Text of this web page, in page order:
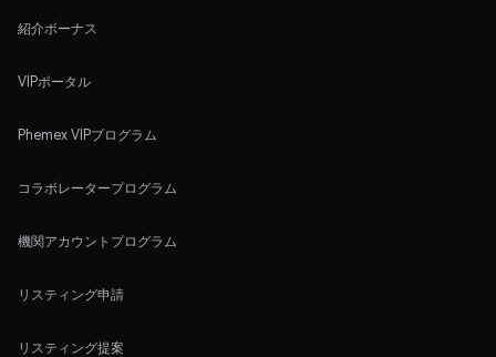
紹介ボーナス
VIPポータル
Phemex VIPプログラム
コラボレータープログラム
機関アカウントプログラム
リスティング申請
リスティング提案